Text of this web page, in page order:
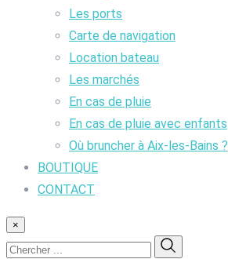
Les ports
Carte de navigation
Location bateau
Les marchés
En cas de pluie
En cas de pluie avec enfants
Où bruncher à Aix-les-Bains ?
BOUTIQUE
CONTACT
×